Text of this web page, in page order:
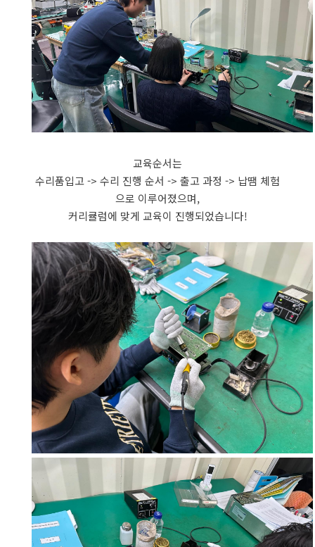
교육순서는
수리품입고 -> 수리 진행 순서 -> 출고 과정 -> 납땜 체험
으로 이루어졌으며,
커리큘럼에 맞게 교육이 진행되었습니다!